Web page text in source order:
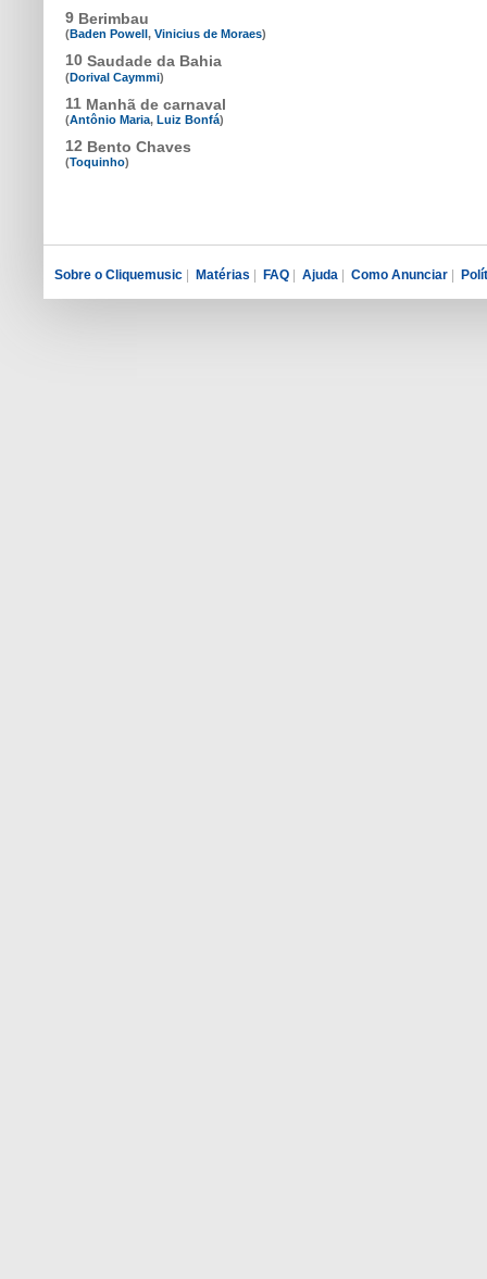
9 Berimbau
(Baden Powell , Vinicius de Moraes)
10 Saudade da Bahia
(Dorival Caymmi)
11 Manhã de carnaval
(Antônio Maria, Luiz Bonfá)
12 Bento Chaves
(Toquinho)
Sobre o Cliquemusic Matérias FAQ Ajuda Como Anunciar